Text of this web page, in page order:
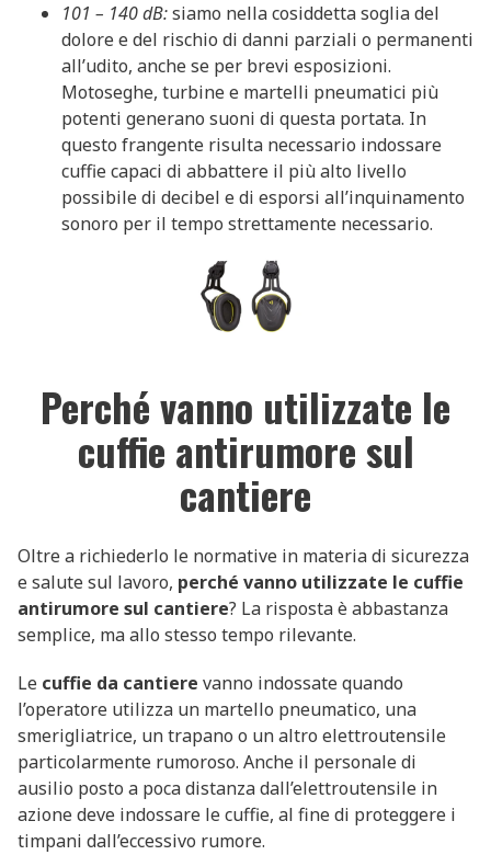
101 – 140 dB:siamo nella cosiddetta soglia del
dolore e del rischio di danni parziali o permanenti
all’udito, anche se per brevi esposizioni.
Motoseghe, turbine e martelli pneumatici più
potenti generano suoni di questa portata. In
questo frangente risulta necessario indossare
cuffie capaci di abbattere il più alto livello
possibile di decibel e di esporsi all’inquinamento
sonoro per il tempo strettamente necessario.
Perché vanno utilizzate le
cuffie antirumore sul
cantiere
Oltre a richiederlo le normative in materia di sicurezza
e salute sul lavoro, perché vanno utilizzate le cuffie
antirumore sul cantiere? La risposta è abbastanza
semplice, ma allo stesso tempo rilevante.
Le cuffie da cantiere vanno indossate quando
l’operatore utilizza un martello pneumatico, una
smerigliatrice, un trapano o un altro elettroutensile
particolarmente rumoroso. Anche il personale di
ausilio posto a poca distanza dall’elettroutensile in
azione deve indossare le cuffie, al fine di proteggere i
timpani dall’eccessivo rumore.